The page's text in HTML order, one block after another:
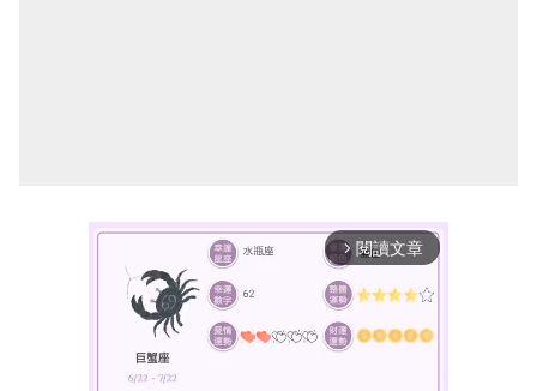
arrow_forward_ios 閱讀文章